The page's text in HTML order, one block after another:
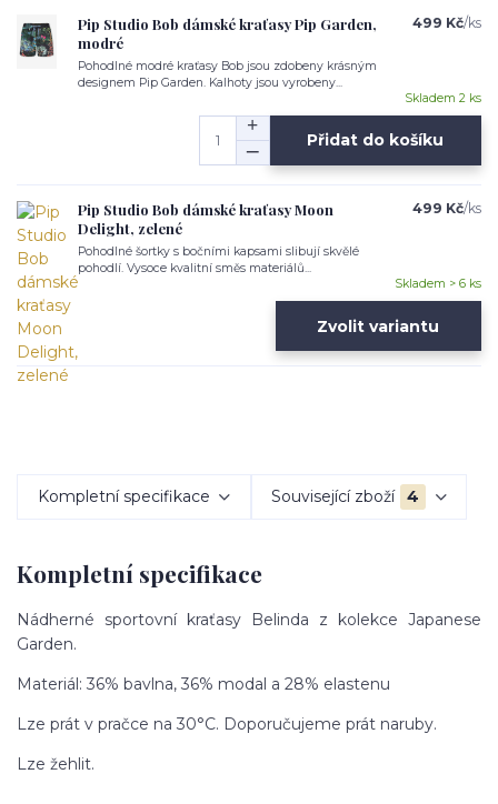
Pip Studio Bob dámské kraťasy Pip Garden,
modré
Pohodlné modré kraťasy Bob jsou zdobeny krásným
designem Pip Garden. Kalhoty jsou vyrobeny...
499 Kč/ks
Skladem 2 ks
Přidat do košíku
Pip Studio Bob dámské kraťasy Moon
Delight, zelené
Pohodlné šortky s bočními kapsami slibují skvělé
pohodlí. Vysoce kvalitní směs materiálů...
499 Kč/ks
Skladem > 6 ks
Zvolit variantu
Kompletní specifikace Související zboží 4
Kompletní specifikace
Nádherné sportovní kraťasy Belinda z kolekce Japanese
Garden.
Materiál: 36% bavlna, 36% modal a 28% elastenu
Lze prát v pračce na 30°C. Doporučujeme prát naruby.
Lze žehlit.